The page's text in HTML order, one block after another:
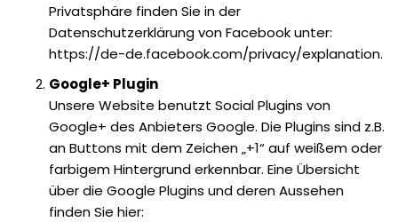
Privatsphäre finden Sie in der
Datenschutzerklärung von Facebook unter:
https://de-de.facebook.com/privacy/explanation.
Google+ Plugin
Unsere Website benutzt Social Plugins von
Google+ des Anbieters Google. Die Plugins sind z.B.
an Buttons mit dem Zeichen „+1“ auf weißem oder
farbigem Hintergrund erkennbar. Eine Übersicht
über die Google Plugins und deren Aussehen
finden Sie hier: